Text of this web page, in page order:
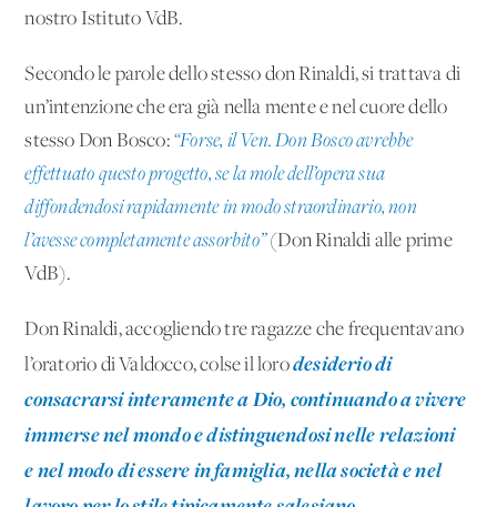
nostro Istituto VdB.
Secondo le parole dello stesso don Rinaldi, si trattava di
un’intenzione che era già nella mente e nel cuore dello
stesso Don Bosco: “Forse, il Ven. Don Bosco avrebbe
effettuato questo progetto, se la mole dell’opera sua
diffondendosi rapidamente in modo straordinario, non
l’avesse completamente assorbito”(Don Rinaldi alle prime
VdB).
Don Rinaldi, accogliendo tre ragazze che frequentavano
l’oratorio di Valdocco, colse il lorodesiderio di
consacrarsi interamente a Dio, continuando a vivere
immerse nel mondo e distinguendosi nelle relazioni
e nel modo di essere in famiglia, nella società e nel